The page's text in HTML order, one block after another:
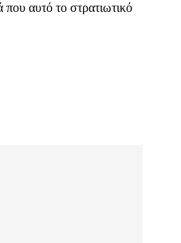
αυτό το στρατιωτικό